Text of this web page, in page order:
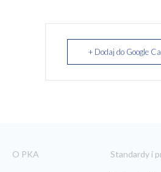
+ Dodaj do Google
O PKA Standardy i